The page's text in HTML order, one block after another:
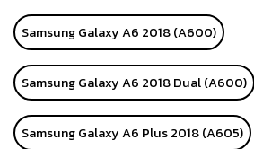
Samsung Galaxy A6 2018 (A600)
Samsung Galaxy A6 2018 Dual (A600)
Samsung Galaxy A6 Plus 2018 (A605)